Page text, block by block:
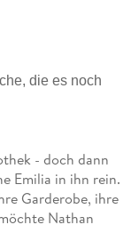
die es noch
- doch dann
Emilia in ihn rein.
Garderobe, ihre
Nathan